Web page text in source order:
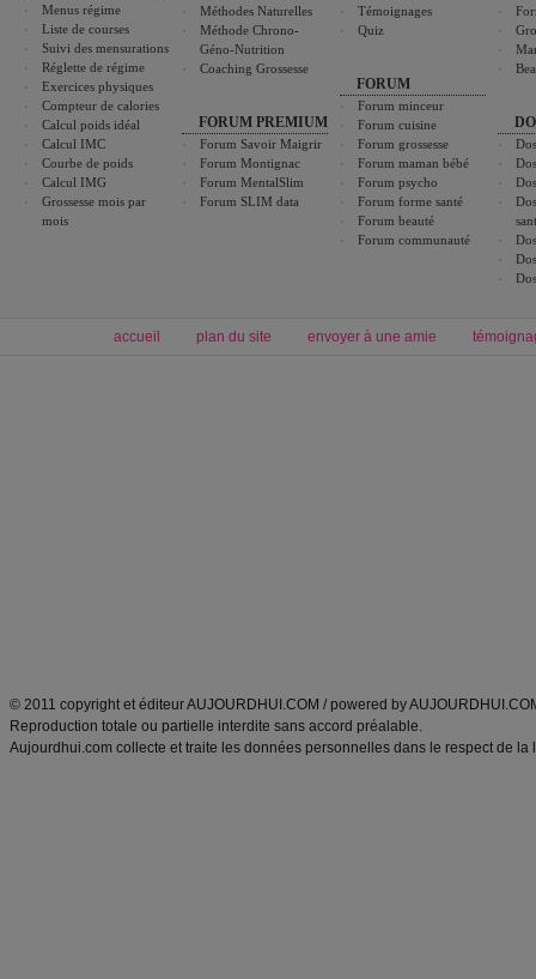
Menus régime
Liste de courses
Suivi des mensurations
Réglette de régime
Exercices physiques
Compteur de calories
Calcul poids idéal
Calcul IMC
Courbe de poids
Calcul IMG
Grossesse mois par
mois
Méthodes Naturelles
Méthode Chrono-
Géno-Nutrition
Coaching Grossesse
FORUM PREMIUM
Forum Savoir Maigrir
Forum Montignac
Forum MentalSlim
Forum SLIM data
Témoignages
Quiz
FORUM
Forum minceur
Forum cuisine
Forum grossesse
Forum maman bébé
Forum psycho
Forum forme santé
Forum beauté
Forum communauté
accueil plan du site envoyer à une amie
© 2011 copyright et éditeur AUJOURDHUI.COM / powered by
Reproduction totale ou partielle interdite sans accord préalable.
Aujourdhui.com collecte et traite les données personnelles dans le respect de